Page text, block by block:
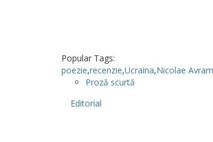
Popular Tags:
poezie,recenzie,Ucraina,Nicolae Avram
Proză scurtă
Editorial